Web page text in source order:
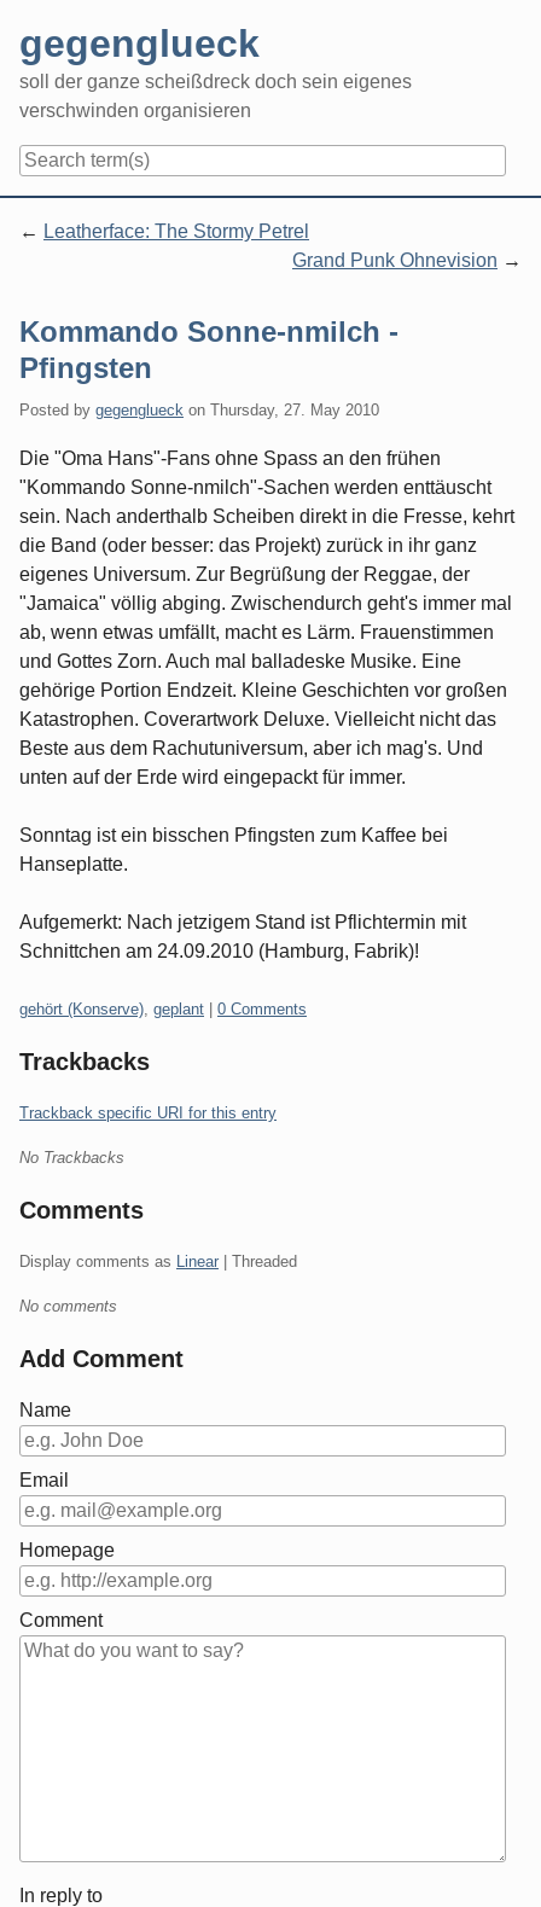
content
gegenglueck
soll der ganze scheißdreck doch sein eigenes
verschwinden organisieren
Leatherface: The Stormy Petrel
Grand Punk Ohnevision
Kommando Sonne-nmilch -
Pfingsten
Posted by gegenglueck on Thursday, 27. May 2010
Die "Oma Hans"-Fans ohne Spass an den frühen
"Kommando Sonne-nmilch"-Sachen werden enttäuscht
sein. Nach anderthalb Scheiben direkt in die Fresse, kehrt
die Band (oder besser: das Projekt) zurück in ihr ganz
eigenes Universum. Zur Begrüßung der Reggae, der
"Jamaica" völlig abging. Zwischendurch geht's immer mal
ab, wenn etwas umfällt, macht es Lärm. Frauenstimmen
und Gottes Zorn. Auch mal balladeske Musike. Eine
gehörige Portion Endzeit. Kleine Geschichten vor großen
Katastrophen. Coverartwork Deluxe. Vielleicht nicht das
Beste aus dem Rachutuniversum, aber ich mag's. Und
unten auf der Erde wird eingepackt für immer.
Sonntag ist ein bisschen Pfingsten zum Kaffee bei
Hanseplatte.
Aufgemerkt: Nach jetzigem Stand ist Pflichtermin mit
Schnittchen am 24.09.2010 (Hamburg, Fabrik)!
Categories:
gehört (Konserve) geplant 0 Comments
Trackbacks
Trackback specific URI for this entry
No Trackbacks
Comments
Display comments as Linear | Threaded
No comments
Add Comment
Name
Email
Homepage
Comment
In reply to